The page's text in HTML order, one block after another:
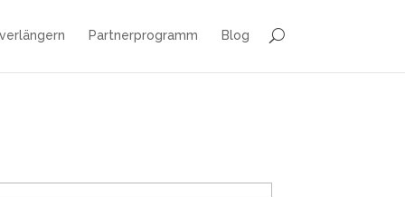
Partnerprogramm Blog